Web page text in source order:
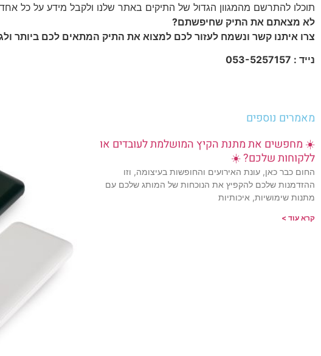
תוכלו להתרשם מהמגוון הגדול של התיקים באתר שלנו ולקבל מידע על כל
לא מצאתם את התיק שחיפשתם?
צרו איתנו קשר ונשמח לעזור לכם למצוא את התיק המתאים לכם ביותר
נייד : 053-5257157
מאמרים נוספים
☀️ מחפשים את מתנת הקיץ המושלמת לעובדים או
ללקוחות שלכם? ☀️
החום כבר כאן, עונת האירועים והחופשות בעיצומה, וזו
ההזדמנות שלכם להקפיץ את הנוכחות של המותג שלכם עם
מתנות שימושיות, איכותיות
קרא עוד >